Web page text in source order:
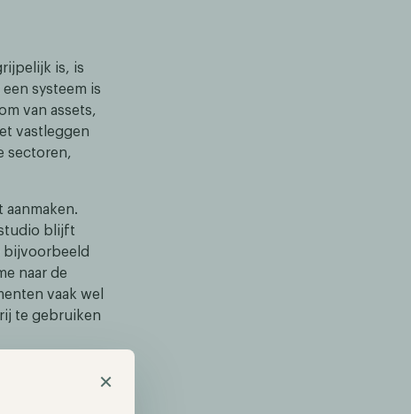
×
is, is
systeem is
van assets,
vastleggen
sectoren,
blijft
bijvoorbeeld
naar de
vaak wel
te gebruiken